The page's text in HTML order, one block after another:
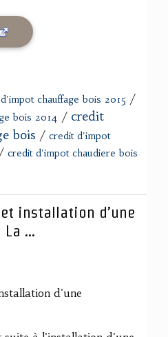
chauffage bois 2015 /
bois 2014 / credit
bois / credit d'impot
/ credit d'impot chaudiere bois
installation d’une
...
d'une